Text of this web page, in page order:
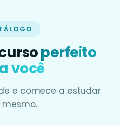
perfeito
você
e comece a estudar
mesmo.